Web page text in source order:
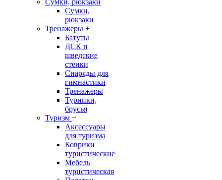
Сумки, рюкзаки
Сумки,
рюкзаки
Тренажеры +
Батуты
ДСК и
шведские
стенки
Снаряды для
гимнастики
Тренажеры
Турники,
брусья
Туризм +
Аксессуары
для туризма
Коврики
туристические
Мебель
туристическая